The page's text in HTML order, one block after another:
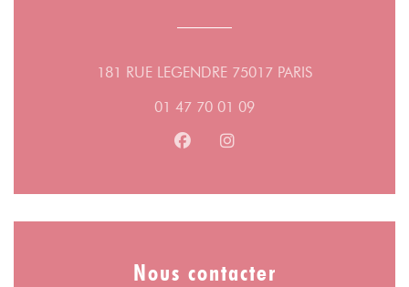
181 RUE LEGENDRE 75017 PARIS((ouvre une
01 47 70 01 09
Facebook ((ouvre une nouvelle
Instagram ((ouvre une
Nous contacter